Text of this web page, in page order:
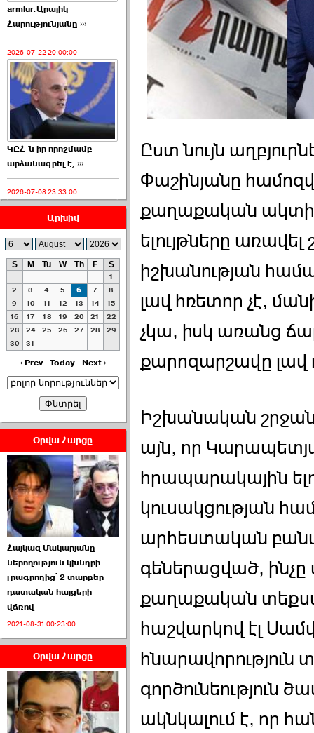
armlur.Արայիկ
Հարությունյանը ›››
2026-07-22 20:00:00
ԿԸՀ-ն իր որոշմամբ
արձանագրել է, ›››
2026-07-08 23:33:00
ՀԱՅԱՊԱՀՊԱՆՈՒԹԻՒՆ՝
ՀԱՒԱՏՔԻ ԵՒ
ԿՐԹՈՒԹԵԱՆ
ՃԱՆԱՊԱՐՀՈՎ ›››
2026-07-06 06:50:00
Ամենաշատը էսօրվանից
էի վախենում.Նիկոլայ
Եղիազարյան ›››
2026-07-05 23:19:00
ՏԵՍԱՆՅՈՒԹ․ Ի՞նչ
իրավիճակ է այս ›››
2026-07-04 10:40:00
Արխիվ
S M Tu W Th F S
1
2
3 4 5 6 7
8
9
10 11 12 13 14
15
16
17 18 19 20 21
22
23
24 25 26 27 28
29
30
31
‹ Prev Today Next ›
Օրվա Հարցը
Հայկազ Մակարյանը
ներողություն կխնդրի
լրագրողից՝ 2 տարբեր
դատական հայցերի
վճռով
2021-08-31 00:23:00
Օրվա Հարցը
Ըստ նույն
Փաշինյանը
քաղաքական
ելույթները առավել
իշխանության
լավ հռետոր չէ,
չկա, իսկ առանց
քարոզարշավը լավ
Իշխանական
այն, որ
հրապարակային
կուսակցության
արհեստական
գեներացված, ինչը
քաղաքական
հաշվարկով էլ
գործունեություն
ակնկալում է, որ